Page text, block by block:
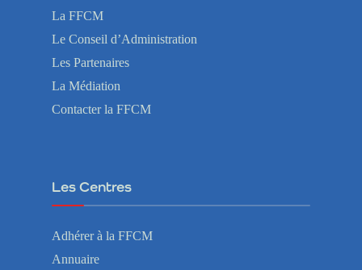
La FFCM
Le Conseil d’Administration
Les Partenaires
La Médiation
Contacter la FFCM
Les Centres
Adhérer à la FFCM
Annuaire